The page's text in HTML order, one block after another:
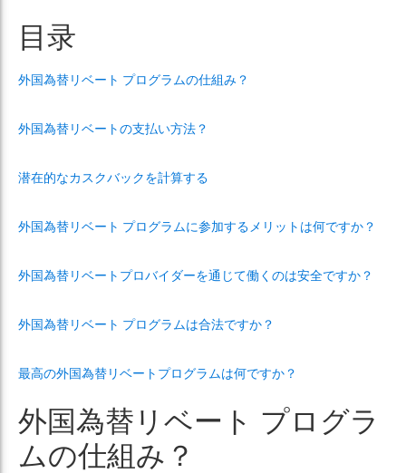
目录
外国為替リベート プログラムの仕組み？
外国為替リベートの支払い方法？
潜在的なカスクバックを計算する
外国為替リベート プログラムに参加するメリットは何ですか？
外国為替リベートプロバイダーを通じて働くのは安全ですか？
外国為替リベート プログラムは合法ですか？
最高の外国為替リベートプログラムは何ですか？
外国為替リベート プログラ
ムの仕組み？